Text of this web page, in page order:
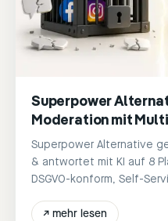
Superpower
Moderation mit
Superpower Alternative
& antwortet mit KI auf 8
DSGVO-konform, Self-
↗ mehr lesen